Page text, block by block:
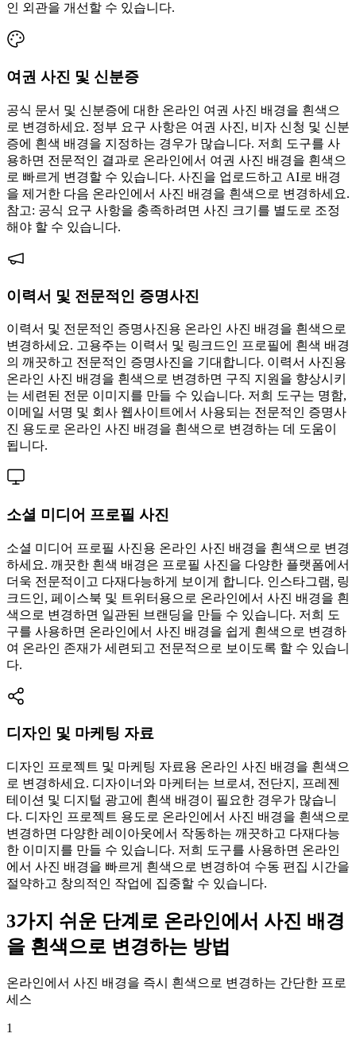
인 외관을 개선할 수 있습니다.
여권 사진 및 신분증
공식 문서 및 신분증에 대한 온라인 여권 사진 배경을 흰색으
로 변경하세요. 정부 요구 사항은 여권 사진, 비자 신청 및 신분
증에 흰색 배경을 지정하는 경우가 많습니다. 저희 도구를 사
용하면 전문적인 결과로 온라인에서 여권 사진 배경을 흰색으
로 빠르게 변경할 수 있습니다. 사진을 업로드하고 AI로 배경
을 제거한 다음 온라인에서 사진 배경을 흰색으로 변경하세요.
참고: 공식 요구 사항을 충족하려면 사진 크기를 별도로 조정
해야 할 수 있습니다.
이력서 및 전문적인 증명사진
이력서 및 전문적인 증명사진용 온라인 사진 배경을 흰색으로
변경하세요. 고용주는 이력서 및 링크드인 프로필에 흰색 배경
의 깨끗하고 전문적인 증명사진을 기대합니다. 이력서 사진용
온라인 사진 배경을 흰색으로 변경하면 구직 지원을 향상시키
는 세련된 전문 이미지를 만들 수 있습니다. 저희 도구는 명함,
이메일 서명 및 회사 웹사이트에서 사용되는 전문적인 증명사
진 용도로 온라인 사진 배경을 흰색으로 변경하는 데 도움이
됩니다.
소셜 미디어 프로필 사진
소셜 미디어 프로필 사진용 온라인 사진 배경을 흰색으로 변경
하세요. 깨끗한 흰색 배경은 프로필 사진을 다양한 플랫폼에서
더욱 전문적이고 다재다능하게 보이게 합니다. 인스타그램, 링
크드인, 페이스북 및 트위터용으로 온라인에서 사진 배경을 흰
색으로 변경하면 일관된 브랜딩을 만들 수 있습니다. 저희 도
구를 사용하면 온라인에서 사진 배경을 쉽게 흰색으로 변경하
여 온라인 존재가 세련되고 전문적으로 보이도록 할 수 있습니
다.
디자인 및 마케팅 자료
디자인 프로젝트 및 마케팅 자료용 온라인 사진 배경을 흰색으
로 변경하세요. 디자이너와 마케터는 브로셔, 전단지, 프레젠
테이션 및 디지털 광고에 흰색 배경이 필요한 경우가 많습니
다. 디자인 프로젝트 용도로 온라인에서 사진 배경을 흰색으로
변경하면 다양한 레이아웃에서 작동하는 깨끗하고 다재다능
한 이미지를 만들 수 있습니다. 저희 도구를 사용하면 온라인
에서 사진 배경을 빠르게 흰색으로 변경하여 수동 편집 시간을
절약하고 창의적인 작업에 집중할 수 있습니다.
3가지 쉬운 단계로 온라인에서 사진 배경
을 흰색으로 변경하는 방법
온라인에서 사진 배경을 즉시 흰색으로 변경하는 간단한 프로
세스
1